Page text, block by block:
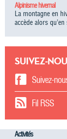
Alpinisme hivernal
La montagne en
accède alors
SUIVEZ-
Suivez-
Fil RSS
Activités